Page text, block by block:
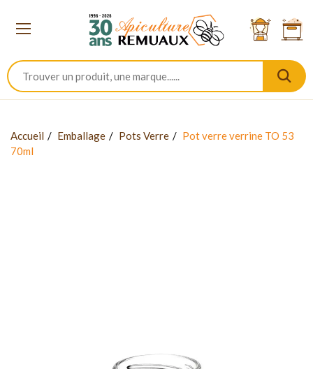
Accueil Emballage Pots Verre
Pot verre verrine TO 53
70ml